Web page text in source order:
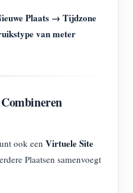
Plaats → Tijdzone
van meter
ook een Virtuele Site
Plaatsen samenvoegt